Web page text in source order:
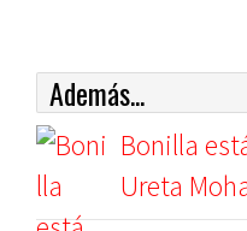
Además...
Bonilla
Ureta